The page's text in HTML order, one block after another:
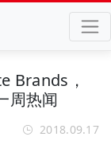
Brands，
周热闻
2018.09.17